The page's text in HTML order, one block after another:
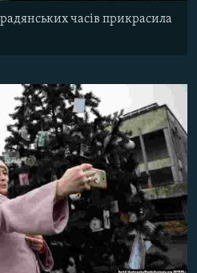
часів прикрасила